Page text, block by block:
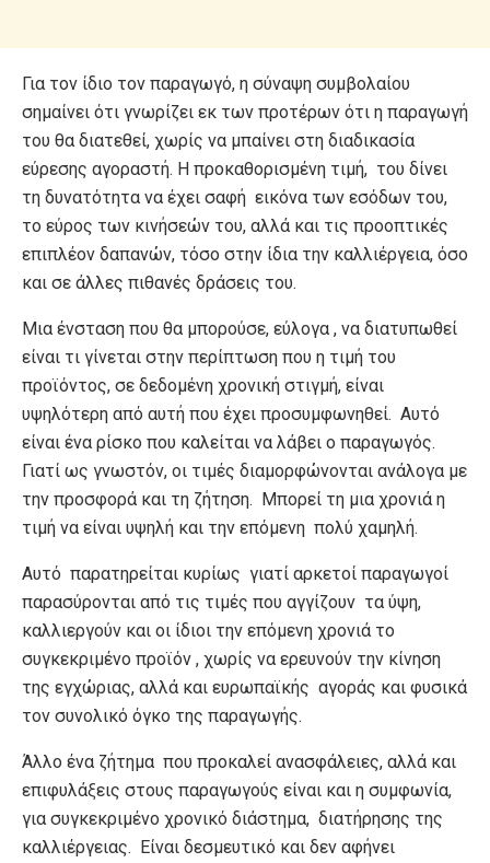
Για τον ίδιο τον παραγωγό, η σύναψη συμβολαίου
σημαίνει ότι γνωρίζει εκ των προτέρων ότι η παραγωγή
του θα διατεθεί, χωρίς να μπαίνει στη διαδικασία
εύρεσης αγοραστή. Η προκαθορισμένη τιμή, του δίνει
τη δυνατότητα να έχει σαφή εικόνα των εσόδων του,
το εύρος των κινήσεών του, αλλά και τις προοπτικές
επιπλέον δαπανών, τόσο στην ίδια την καλλιέργεια, όσο
και σε άλλες πιθανές δράσεις του.
Μια ένσταση που θα μπορούσε, εύλογα , να διατυπωθεί
είναι τι γίνεται στην περίπτωση που η τιμή του
προϊόντος, σε δεδομένη χρονική στιγμή, είναι
υψηλότερη από αυτή που έχει προσυμφωνηθεί. Αυτό
είναι ένα ρίσκο που καλείται να λάβει ο παραγωγός.
Γιατί ως γνωστόν, οι τιμές διαμορφώνονται ανάλογα με
την προσφορά και τη ζήτηση. Μπορεί τη μια χρονιά η
τιμή να είναι υψηλή και την επόμενη πολύ χαμηλή.
Αυτό παρατηρείται κυρίως γιατί αρκετοί παραγωγοί
παρασύρονται από τις τιμές που αγγίζουν τα ύψη,
καλλιεργούν και οι ίδιοι την επόμενη χρονιά το
συγκεκριμένο προϊόν , χωρίς να ερευνούν την κίνηση
της εγχώριας, αλλά και ευρωπαϊκής αγοράς και φυσικά
τον συνολικό όγκο της παραγωγής.
Άλλο ένα ζήτημα που προκαλεί ανασφάλειες, αλλά και
επιφυλάξεις στους παραγωγούς είναι και η συμφωνία,
για συγκεκριμένο χρονικό διάστημα, διατήρησης της
καλλιέργειας. Είναι δεσμευτικό και δεν αφήνει